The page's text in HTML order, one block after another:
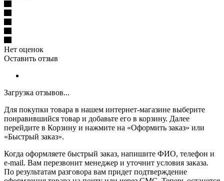
Нет оценок
Оставить отзыв
Загрузка отзывов...
Для покупки товара в нашем интернет-магазине выберите
понравившийся товар и добавьте его в корзину. Далее
перейдите в Корзину и нажмите на «Оформить заказ» или
«Быстрый заказ».
Когда оформляете быстрый заказ, напишите ФИО, телефон и
e-mail. Вам перезвонит менеджер и уточнит условия заказа.
По результатам разговора вам придет подтверждение